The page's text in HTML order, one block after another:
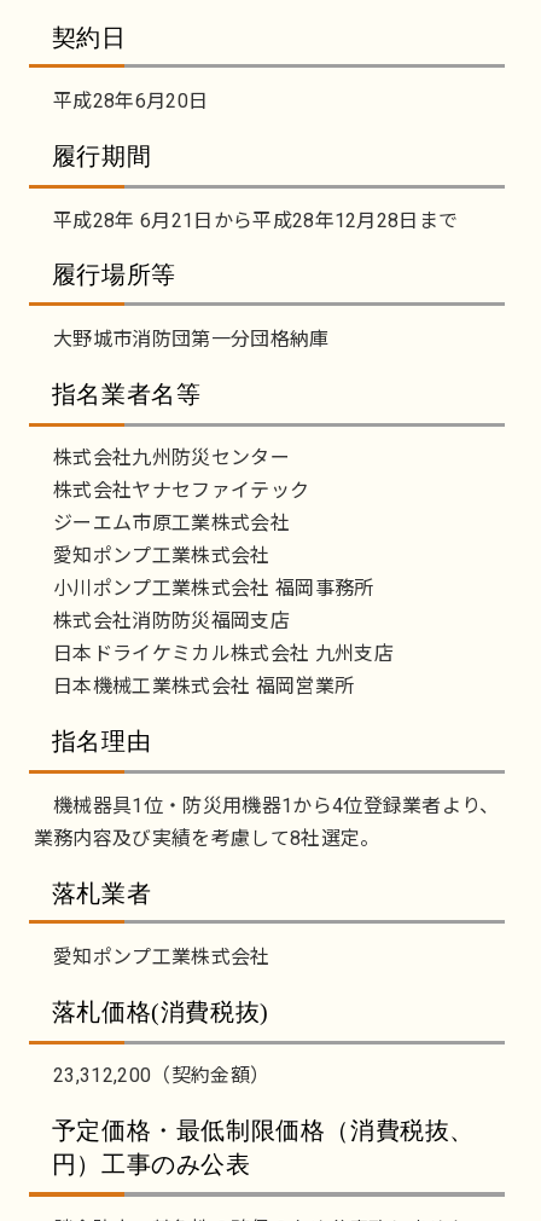
契約日
平成28年6月20日
履行期間
平成28年 6月21日から平成28年12月28日まで
履行場所等
大野城市消防団第一分団格納庫
指名業者名等
株式会社九州防災センター
株式会社ヤナセファイテック
ジーエム市原工業株式会社
愛知ポンプ工業株式会社
小川ポンプ工業株式会社 福岡事務所
株式会社消防防災福岡支店
日本ドライケミカル株式会社 九州支店
日本機械工業株式会社 福岡営業所
指名理由
機械器具1位・防災用機器1から4位登録業者より、
業務内容及び実績を考慮して8社選定。
落札業者
愛知ポンプ工業株式会社
落札価格(消費税抜)
23,312,200（契約金額）
予定価格・最低制限価格（消費税抜、
円）工事のみ公表